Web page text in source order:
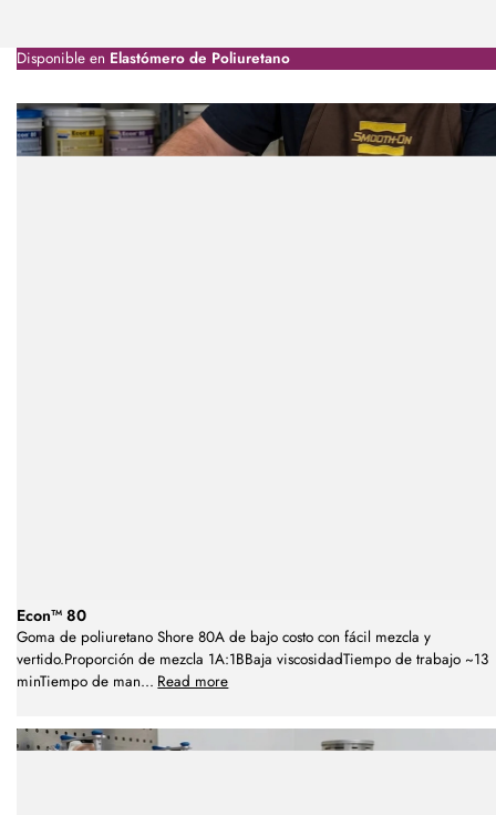
Disponible en Elastómero de Poliuretano
Econ™ 80
Goma de poliuretano Shore 80A de bajo costo con fácil mezcla y
vertido.Proporción de mezcla 1A:1BBaja viscosidadTiempo de trabajo ~13
minTiempo de man... Read more